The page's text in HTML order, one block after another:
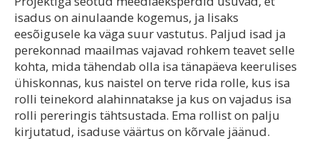
isadus on ainulaande kogemus, ja lisaks
eesõigusele ka väga suur vastutus. Paljud isad ja
perekonnad maailmas vajavad rohkem teavet selle
kohta, mida tähendab olla isa tänapäeva keerulises
ühiskonnas, kus naistel on terve rida rolle, kus isa
rolli teinekord alahinnatakse ja kus on vajadus isa
rolli pereringis tähtsustada. Ema rollist on palju
kirjutatud, isaduse väärtus on kõrvale jäänud.